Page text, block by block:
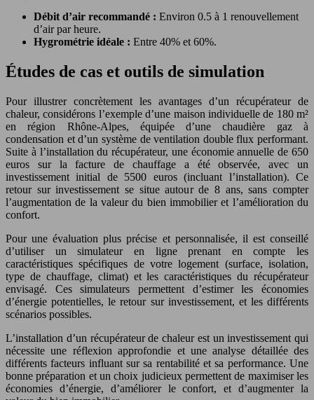
Débit d’air recommandé : Environ 0.5 à 1 renouvellement
d’air par heure.
Hygrométrie idéale : Entre 40% et 60%.
Études de cas et outils de simulation
Pour illustrer concrètement les avantages d’un récupérateur de
chaleur, considérons l’exemple d’une maison individuelle de 180 m²
en région Rhône-Alpes, équipée d’une chaudière gaz à
condensation et d’un système de ventilation double flux performant.
Suite à l’installation du récupérateur, une économie annuelle de 650
euros sur la facture de chauffage a été observée, avec un
investissement initial de 5500 euros (incluant l’installation). Ce
retour sur investissement se situe autour de 8 ans, sans compter
l’augmentation de la valeur du bien immobilier et l’amélioration du
confort.
Pour une évaluation plus précise et personnalisée, il est conseillé
d’utiliser un simulateur en ligne prenant en compte les
caractéristiques spécifiques de votre logement (surface, isolation,
type de chauffage, climat) et les caractéristiques du récupérateur
envisagé. Ces simulateurs permettent d’estimer les économies
d’énergie potentielles, le retour sur investissement, et les différents
scénarios possibles.
L’installation d’un récupérateur de chaleur est un investissement qui
nécessite une réflexion approfondie et une analyse détaillée des
différents facteurs influant sur sa rentabilité et sa performance. Une
bonne préparation et un choix judicieux permettent de maximiser les
économies d’énergie, d’améliorer le confort, et d’augmenter la